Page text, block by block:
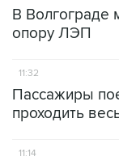
В Волгограде
опору ЛЭП
11:32
Пассажиры
проходить
11:14